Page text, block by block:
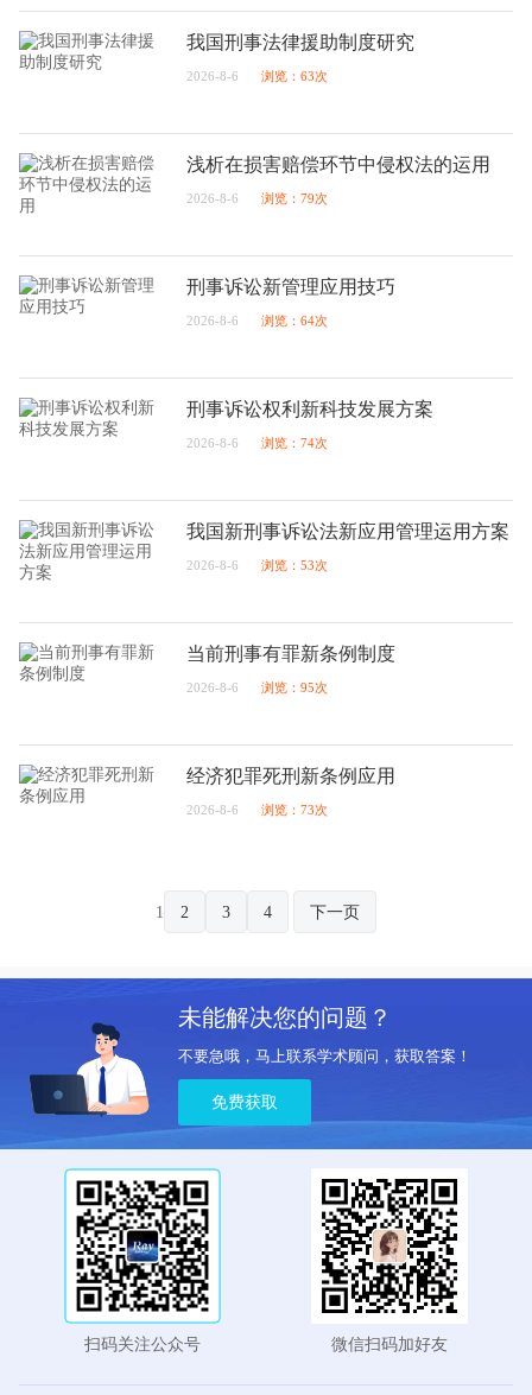
我国刑事法律援助制度研究
2026-8-6 浏览：63次
浅析在损害赔偿环节中侵权法的运用
2026-8-6 浏览：79次
刑事诉讼新管理应用技巧
2026-8-6 浏览：64次
刑事诉讼权利新科技发展方案
2026-8-6 浏览：74次
我国新刑事诉讼法新应用管理运用方案
2026-8-6 浏览：53次
当前刑事有罪新条例制度
2026-8-6 浏览：95次
经济犯罪死刑新条例应用
2026-8-6 浏览：73次
1 2 3 4 下一页
未能解决您的问题？
不要急哦，马上联系学术顾问，获取答案！
免费获取
扫码关注公众号 微信扫码加好友